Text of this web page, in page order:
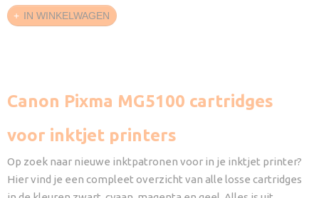
IN WINKELWAGEN
Canon Pixma MG5100 cartridges
voor inktjet printers
Op zoek naar nieuwe inktpatronen voor in je inktjet printer?
Hier vind je een compleet overzicht van alle losse cartridges